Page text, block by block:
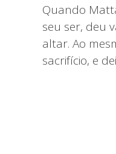
Quando
seu ser, deu
altar. Ao
sacrifício, e